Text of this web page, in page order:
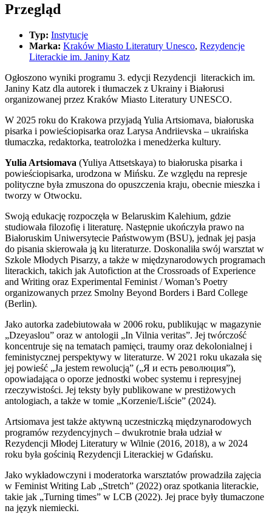
Przegląd
Typ: Instytucje
Marka: Kraków Miasto Literatury Unesco, Rezydencje
Literackie im. Janiny Katz
Ogłoszono wyniki programu 3. edycji Rezydencji literackich im.
Janiny Katz dla autorek i tłumaczek z Ukrainy i Białorusi
organizowanej przez Kraków Miasto Literatury UNESCO.
W 2025 roku do Krakowa przyjadą Yulia Artsiomava, białoruska
pisarka i powieściopisarka oraz Larysa Andriievska – ukraińska
tłumaczka, redaktorka, teatrolożka i menedżerka kultury.
Yulia Artsiomava (Yuliya Attsetskaya) to białoruska pisarka i
powieściopisarka, urodzona w Mińsku. Ze względu na represje
polityczne była zmuszona do opuszczenia kraju, obecnie mieszka i
tworzy w Otwocku.
Swoją edukację rozpoczęła w Belaruskim Kalehium, gdzie
studiowała filozofię i literaturę. Następnie ukończyła prawo na
Białoruskim Uniwersytecie Państwowym (BSU), jednak jej pasja
do pisania skierowała ją ku literaturze. Doskonaliła swój warsztat w
Szkole Młodych Pisarzy, a także w międzynarodowych programach
literackich, takich jak Autofiction at the Crossroads of Experience
and Writing oraz Experimental Feminist / Woman’s Poetry
organizowanych przez Smolny Beyond Borders i Bard College
(Berlin).
Jako autorka zadebiutowała w 2006 roku, publikując w magazynie
„Dzeyaslou” oraz w antologii „In Vilnia veritas”. Jej twórczość
koncentruje się na tematach pamięci, traumy oraz dekolonialnej i
feministycznej perspektywy w literaturze. W 2021 roku ukazała się
jej powieść „Ja jestem rewolucją” („Я и есть революция”),
opowiadająca o oporze jednostki wobec systemu i represyjnej
rzeczywistości. Jej teksty były publikowane w prestiżowych
antologiach, a także w tomie „Korzenie/Liście” (2024).
Artsiomava jest także aktywną uczestniczką międzynarodowych
programów rezydencyjnych – dwukrotnie brała udział w
Rezydencji Młodej Literatury w Wilnie (2016, 2018), a w 2024
roku była gościnią Rezydencji Literackiej w Gdańsku.
Jako wykładowczyni i moderatorka warsztatów prowadziła zajęcia
w Feminist Writing Lab „Stretch” (2022) oraz spotkania literackie,
takie jak „Turning times” w LCB (2022). Jej prace były tłumaczone
na język niemiecki.